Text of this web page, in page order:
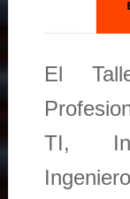
El
TI,